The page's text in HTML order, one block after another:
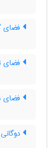
فضای
فضای
فضای